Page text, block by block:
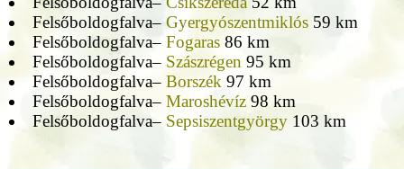
Felsőboldogfalva– Gyergyószentmiklós59 km
Felsőboldogfalva– Fogaras86 km
Felsőboldogfalva– Szászrégen 95 km
Felsőboldogfalva– Borszék 97 km
Felsőboldogfalva– Maroshévíz98 km
Felsőboldogfalva– Sepsiszentgyörgy103 km